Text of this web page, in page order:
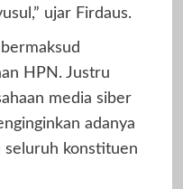
ujar Firdaus.
HPN. Justru
media siber
adanya
seluruh konstituen